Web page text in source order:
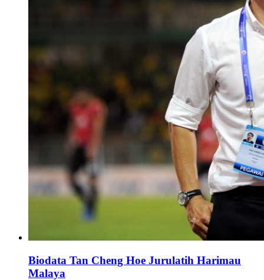
Biodata Tan Cheng Hoe Jurulatih Harimau
Malaya